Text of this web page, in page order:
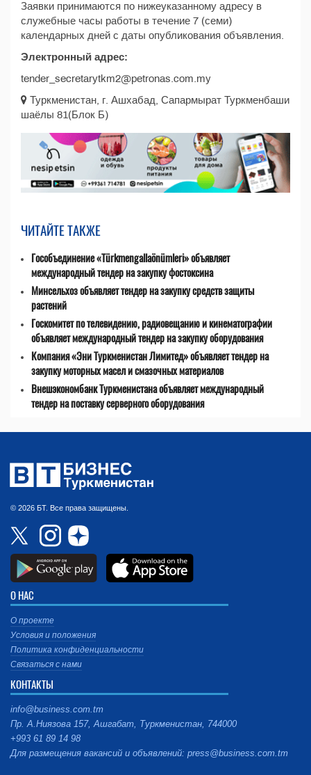
Заявки принимаются по нижеуказанному адресу в
служебные часы работы в течение 7 (семи)
календарных дней с даты опубликования объявления.
Электронный адрес:
tender_secretarytkm2@petronas.com.my
Туркменистан, г. Ашхабад, Сапармырат Туркменбаши
шаёлы 81(Блок Б)
ЧИТАЙТЕ ТАКЖЕ
Гособъединение «Türkmengallaönümleri» объявляет
международный тендер на закупку фостоксина
Минсельхоз объявляет тендер на закупку средств защиты
растений
Госкомитет по телевидению, радиовещанию и кинематографии
объявляет международный тендер на закупку оборудования
Компания «Эни Туркменистан Лимитед» объявляет тендер на
закупку моторных масел и смазочных материалов
Внешэкономбанк Туркменистана объявляет международный
тендер на поставку серверного оборудования
© 2026 БТ. Все права защищены.
О НАС
О проекте
Условия и положения
Политика конфиденциальности
Связаться с нами
КОНТАКТЫ
info@business.com.tm
Пр. А.Ниязова 157, Ашгабат, Туркменистан, 744000
+993 61 89 14 98
Для размещения вакансий и объявлений: press@business.com.tm